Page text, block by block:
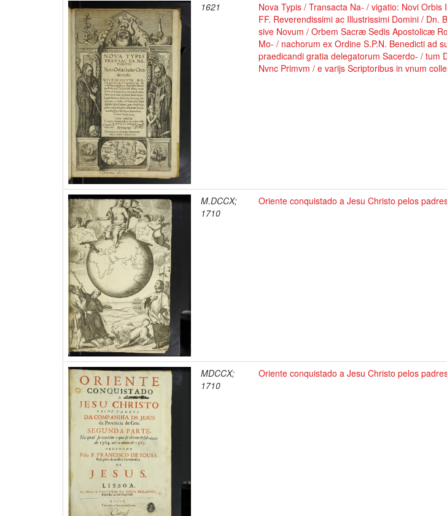
1621
Nova Typis / Transacta Na- / vigatio: Novi
FF. Reverendissimi ac Illustrissimi Domini / Dn.
sive Novum / Orbem Sacræ Sedis Apostolicæ
Mo- / nachorum ex Ordine S.P.N. Benedicti ad
praedicandi gratia delegatorum Sacerdo- / tum
Nvnc Primvm / e varijs Scriptoribus in vnum
M.DCCX;
1710
Oriente conquistado a Jesu Christo pelos
MDCCX;
1710
Oriente conquistado a Jesu Christo pelos